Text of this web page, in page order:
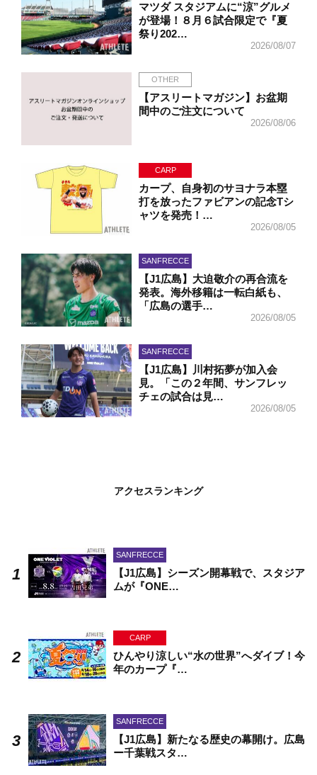
マツダ スタジアムに“涼”グルメ
が登場！８月６試合限定で『夏
祭り202…
2026/08/07
OTHER
【アスリートマガジン】お盆期
間中のご注文について
2026/08/06
CARP
カープ、自身初のサヨナラ本塁
打を放ったファビアンの記念Tシ
ャツを発売！…
2026/08/05
SANFRECCE
【J1広島】大迫敬介の再合流を
発表。海外移籍は一転白紙も、
「広島の選手…
2026/08/05
SANFRECCE
【J1広島】川村拓夢が加入会
見。「この２年間、サンフレッ
チェの試合は見…
2026/08/05
アクセスランキング
SANFRECCE
【J1広島】シーズン開幕戦で、スタジア
ムが『ONE…
CARP
ひんやり涼しい“水の世界”へダイブ！今
年のカープ『…
SANFRECCE
【J1広島】新たなる歴史の幕開け。広島
ー千葉戦スタ…